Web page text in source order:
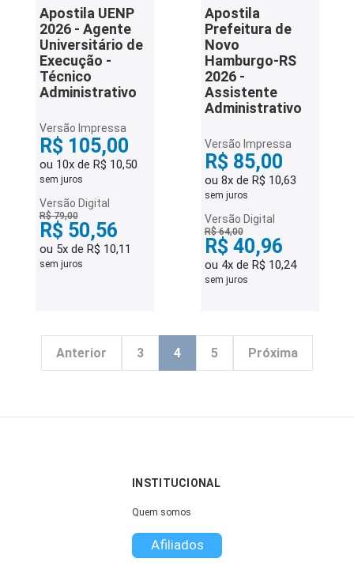
Apostila UENP
2026 - Agente
Universitário de
Execução -
Técnico
Administrativo
Versão Impressa
R$ 105,00
ou 10x de R$ 10,50
sem juros
Versão Digital
R$ 79,00
R$ 50,56
ou 5x de R$ 10,11
sem juros
Apostila
Prefeitura de
Novo
Hamburgo-RS
2026 -
Assistente
Administrativo
Versão Impressa
R$ 85,00
ou 8x de R$ 10,63
sem juros
Versão Digital
R$ 64,00
R$ 40,96
ou 4x de R$ 10,24
sem juros
Anterior 3 4 5 Próxima
INSTITUCIONAL
Quem somos
Afiliados